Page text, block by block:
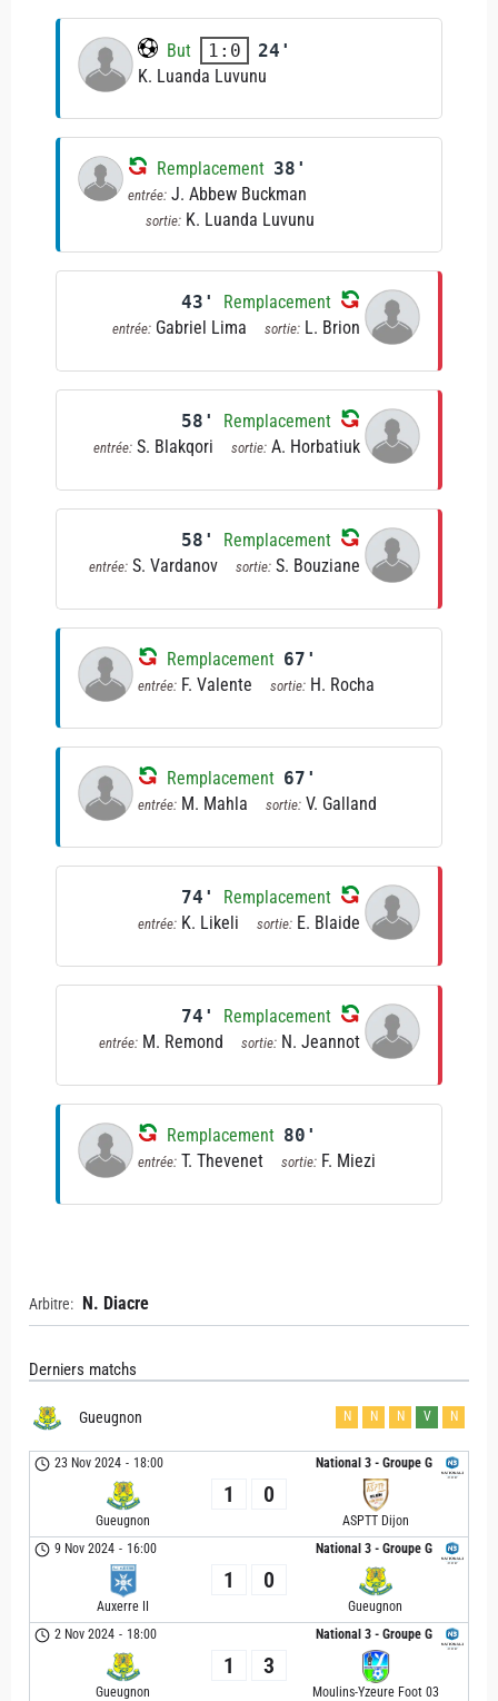
But 1:0
24'
K. Luanda Luvunu
Remplacement 38'
entrée: J. Abbew Buckman
sortie: K. Luanda Luvunu
43' Remplacement
entrée: Gabriel Lima sortie: L. Brion
58' Remplacement
entrée: S. Blakqori sortie: A. Horbatiuk
58' Remplacement
entrée: S. Vardanov sortie: S. Bouziane
Remplacement 67'
entrée: F. Valente sortie: H. Rocha
Remplacement 67'
entrée: M. Mahla sortie: V. Galland
74' Remplacement
entrée: K. Likeli sortie: E. Blaide
74' Remplacement
entrée: M. Remond sortie: N. Jeannot
Remplacement 80'
entrée: T. Thevenet sortie: F. Miezi
Arbitre: N. Diacre
Derniers matchs
Gueugnon N N N V N
National 3 - Groupe G
23 Nov 2024 - 18:00
Gueugnon
1 0
ASPTT Dijon
National 3 - Groupe G
9 Nov 2024 - 16:00
Auxerre II
1 0
Gueugnon
National 3 - Groupe G
2 Nov 2024 - 18:00
Gueugnon
1 3
Moulins-Yzeure Foot 03